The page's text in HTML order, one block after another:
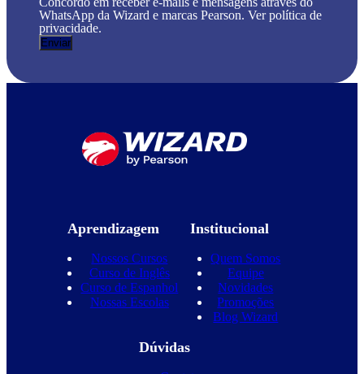
WhatsApp da Wizard e marcas Pearson. Ver política de
privacidade.
Aprendizagem
Nossos Cursos
Curso de Inglês
Curso de Espanhol
Nossas Escolas
Institucional
Quem Somos
Equipe
Novidades
Promoções
Blog Wizard
Dúvidas